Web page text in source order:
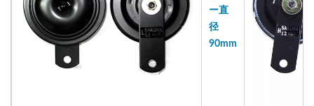
ー直
径
90mm